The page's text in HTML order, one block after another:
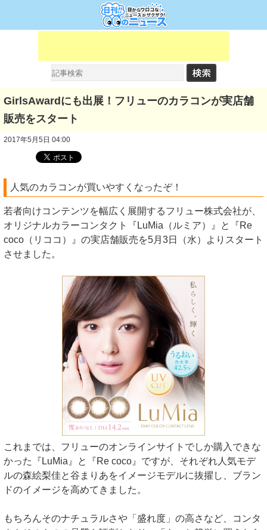
GirlsAwardにも出展！フリューのカラコンが実店舗
販売をスタート
2017年5月5日 04:00
人気のカラコンが買いやすくなったぞ！
若者向けコンテンツを幅広く展開するフリュー株式会社が、
オリジナルカラーコンタクト『LuMia（ルミア）』と『Re
coco（リココ）』の実店舗販売を5月3日（水）よりスタート
させました。
これまでは、フリューのオンラインサイトでしか購入できな
かった『LuMia』と『Re coco』ですが、それぞれ人気モデ
ルの森絵梨佳と谷まりあをイメージモデルに抜擢し、ブラン
ドのイメージを高めてきました。
もちろんそのナチュラルさや「盛れ度」の高さなど、コンタ